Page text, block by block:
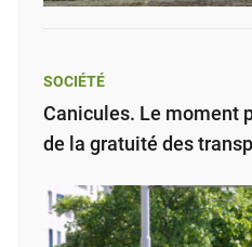
SOCIÉTÉ
Canicules. Le moment
de la gratuité des